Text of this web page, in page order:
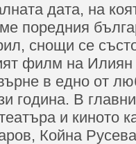
дата, на
поредния
снощи се
филм на Илиян
в едно от
година. В
и киното
Койна